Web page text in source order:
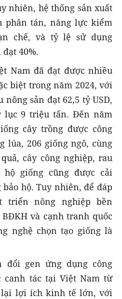
nhiên, hệ thống sản xuất
phân tán, năng lực kiểm
chế, và tỷ lệ sử dụng
40%.
Nam đã đạt được nhiều
biệt trong năm 2024, với
sản đạt 62,5 tỷ USD,
lục 9 triệu tấn. Đến năm
cây trồng được công
lúa, 206 giống ngô, cùng
cây công nghiệp, rau
hộ giống cũng được cải
hộ. Tuy nhiên, để đáp
triển nông nghiệp bền
và cạnh tranh quốc
nghệ chọn tạo giống là
đổi gen ứng dụng công
canh tác tại Việt Nam từ
lại lợi ích kinh tế lớn, với